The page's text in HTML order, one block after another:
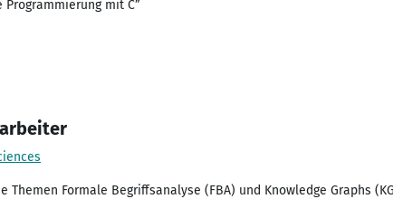
mit C”
Themen Formale Begriffsanalyse (FBA) und Knowledge Graphs